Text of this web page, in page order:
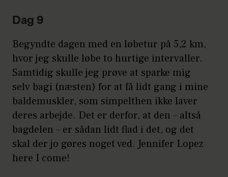
Dag 9
Begyndte dagen med en løbetur på 5,2 km,
hvor jeg skulle løbe to hurtige intervaller.
Samtidig skulle jeg prøve at sparke mig
selv bagi (næsten) for at få lidt gang i mine
baldemuskler, som simpelthen ikke laver
deres arbejde. Det er derfor, at den – altså
bagdelen – er sådan lidt flad i det, og det
skal der jo gøres noget ved. Jennifer Lopez
here I come!